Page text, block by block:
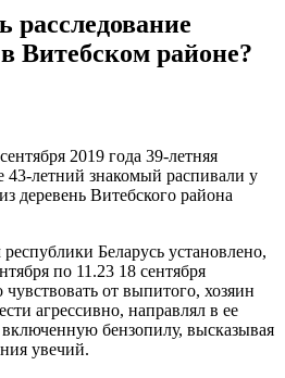
расследование
Витебском районе?
2019 года 39-летняя
43-летний знакомый распивали у
деревень Витебского района
Беларусь установлено,
по 11.23 18 сентября
от выпитого, хозяин
агреccивно, направлял в ее
бензопилу, высказывая
увечий.